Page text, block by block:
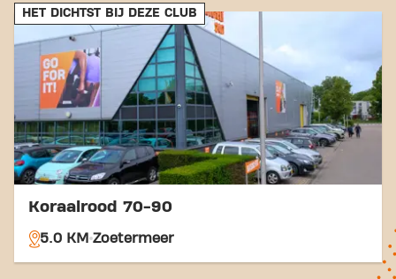
Fransiscus, op loopafstand van onze
sportschool.
metro:De metrohalte Westerpolder ligt op korte
afstand, wat reizen met de metro zeer
toegankelijk maakt.
Fiets:Het centrum van Berkel en Rodenrijs is
goed bereikbaar met de fiets, en er zijn
fietsenstallingen beschikbaar bij de sportschool.
Met onze centrale ligging en toegankelijke
vervoersverbindingen is het bereiken van je
naar Basic-Fit Berkel en Rodenrijs Nieuwstraat 24/7
in Berkel en Rodenrijs en maak deel uit van onze
fitnessgemeenschap.
HET DICHTST BIJ DEZE CLUB
Koraalrood 70-90
5.0 KM Zoetermeer